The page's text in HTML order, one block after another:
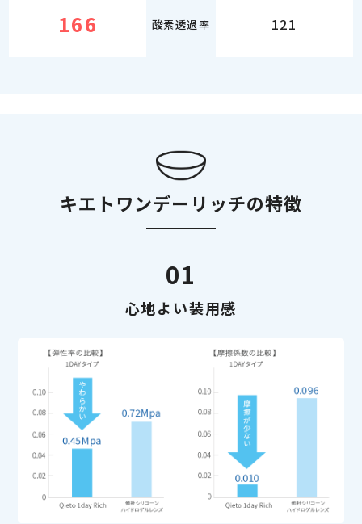
166 酸素透過率 121
キエトワンデーリッチの特徴
01
心地よい装用感